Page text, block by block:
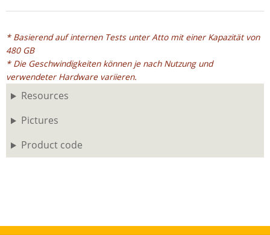
* Basierend auf internen Tests unter Atto mit einer Kapazität von
480 GB
* Die Geschwindigkeiten können je nach Nutzung und
verwendeter Hardware variieren.
Resources
Pictures
Product code